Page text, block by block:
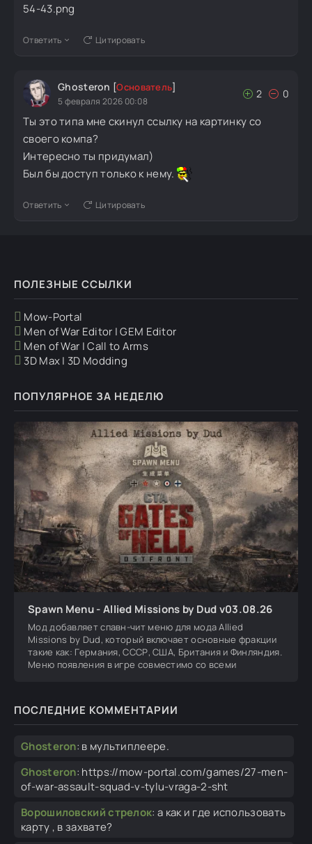
54-43.png
Ответить Цитировать
Ghosteron [Основатель]
5 февраля 2026 00:08
2 0
Ты это типа мне скинул ссылку на картинку со
своего компа?
Интересно ты придумал)
Был бы доступ только к нему.
Ответить Цитировать
ПОЛЕЗНЫЕ ССЫЛКИ
Mow-Portal
Men of War Editor | GEM Editor
Men of War | Call to Arms
3D Max | 3D Modding
ПОПУЛЯРНОЕ ЗА НЕДЕЛЮ
Spawn Menu - Allied Missions by Dud v03.08.26
Мод добавляет спавн-чит меню для мода Allied
Missions by Dud, который включает основные фракции
такие как: Германия, СССР, США, Британия и Финляндия.
Меню появления в игре совместимо со всеми
ПОСЛЕДНИЕ КОММЕНТАРИИ
Ghosteron: в мультиплеере.
Ghosteron: https://mow-portal.com/games/27-men-
of-war-assault-squad-v-tylu-vraga-2-sht
Ворошиловский стрелок: а как и где использовать
карту , в захвате?